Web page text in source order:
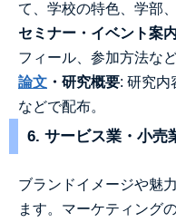
て、学校の特色、学部
セミナー・イベント案内
フィール、参加方法など
論文 ・研究概要: 研究内
などで配布。
6. サービス業・小売
ブランドイメージや魅
ます。マーケティング